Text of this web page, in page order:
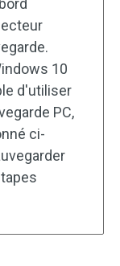
10
d'utiliser
PC,
ci-